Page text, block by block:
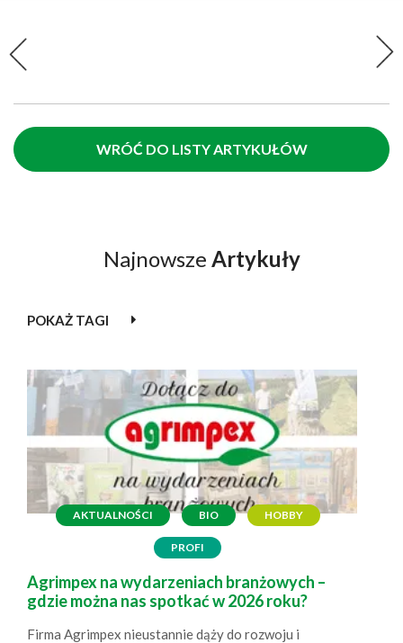
WRÓĆ DO LISTY ARTYKUŁÓW
Najnowsze Artykuły
POKAŻ TAGI
AKTUALNOŚCI BIO HOBBY
PROFI
Agrimpex na wydarzeniach branżowych –
gdzie można nas spotkać w 2026 roku?
Firma Agrimpex nieustannie dąży do rozwoju i